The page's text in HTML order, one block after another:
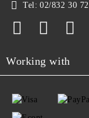
Tel: 02/832 30 72
Working with